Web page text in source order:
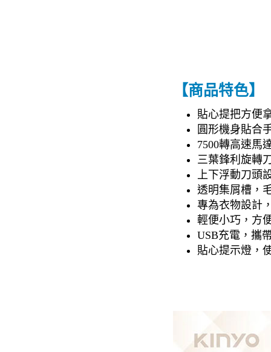
【商品特色】
貼心提把方便
圓形機身貼合
7500轉高速馬
三葉鋒利旋轉
上下浮動刀頭
透明集屑槽，
專為衣物設計
輕便小巧，方
USB充電，攜
貼心提示燈，